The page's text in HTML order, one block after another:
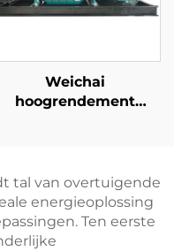
Weichai
hoogrendement
dieselgeneratorset
tal van overtuigende
energieoplossing
Ten eerste